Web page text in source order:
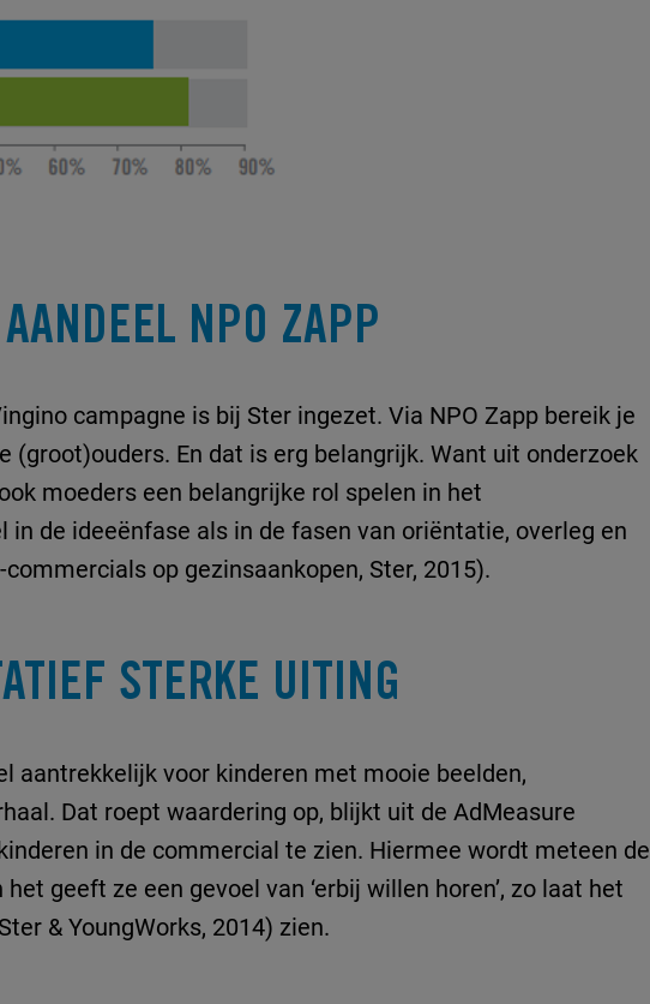
AANDEEL NPO ZAPP
campagne is bij Ster ingezet. Via NPO Zapp bereik je
(groot)ouders. En dat is erg belangrijk. Want uit onderzoek
moeders een belangrijke rol spelen in het
de ideeënfase als in de fasen van oriëntatie, overleg en
op gezinsaankopen, Ster, 2015).
STERKE UITING
aantrekkelijk voor kinderen met mooie beelden,
Dat roept waardering op, blijkt uit de AdMeasure
in de commercial te zien. Hiermee wordt meteen de
geeft ze een gevoel van ‘erbij willen horen’, zo laat het
& YoungWorks, 2014) zien.